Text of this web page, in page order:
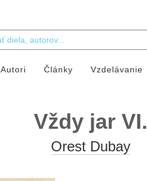
Autori Články Vzdelávanie
Vždy jar VI.
Orest Dubay